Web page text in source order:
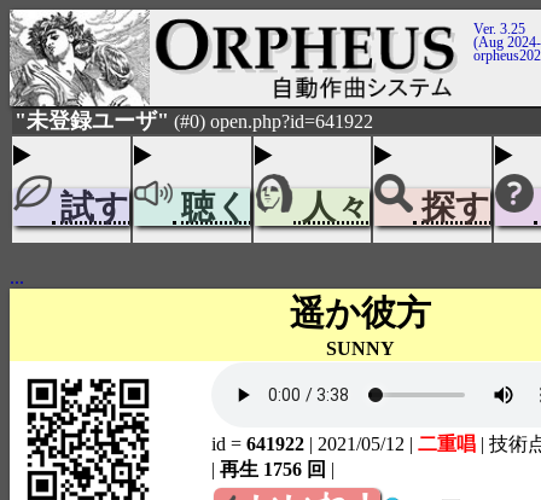
Ver. 3.25
(Aug
"未登録ユーザ" (#0) open.php?id=641922
試す 聴く 人々 探す
...
遥か彼方
SUNNY
id = 641922 | 2021/05/12 | 二重唱 | 技術
| 再生 1756 回 |